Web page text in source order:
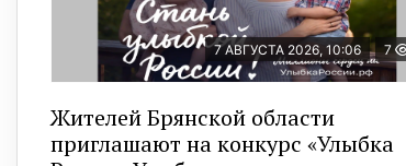
7 АВГУСТА 2026, 10:06 7
Жителей Брянской области
приглашают на конкурс «Улыбка